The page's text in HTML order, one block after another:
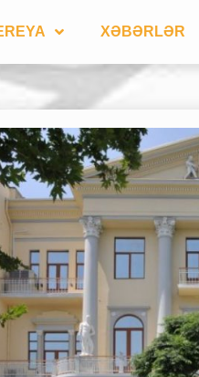
XƏBƏRLƏR